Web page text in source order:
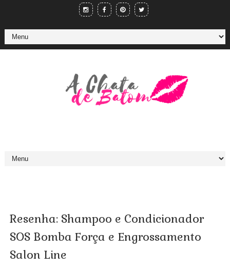
Resenha: Shampoo e Condicionador
SOS Bomba Força e Engrossamento
Salon Line